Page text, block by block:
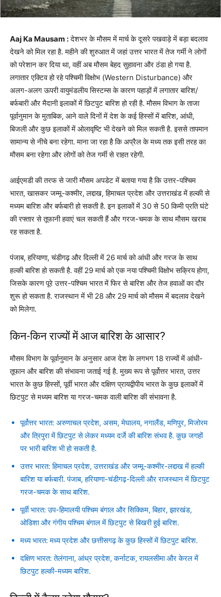
Aaj Ka Mausam :देशभर के मौसम में मार्च के दूसरे पखवाड़े में बड़ा बदलाव
देखने को मिल रहा है. महीने की शुरुआत में जहां उत्तर भारत में तेज गर्मी ने लोगों
को परेशान कर दिया था, वहीं अब मौसम बेहद सुहावना और ठंडा हो गया है.
लगातार एक्टिव हो रहे पश्चिमी विक्षोभ (Western Disturbance) और
अलग-अलग ऊपरी वायुमंडलीय सिस्टम्स के कारण पहाड़ों में लगातार बारिश/
बर्फबारी और मैदानी इलाकों में छिटपुट बारिश हो रही है. मौसम विभाग के ताजा
पूर्वानुमान के मुताबिक, आने वाले दिनों में देश के कई हिस्सों में बारिश, आंधी,
बिजली और कुछ इलाकों में ओलावृष्टि भी देखने को मिल सकती है. इससे तापमान
सामान्य से नीचे बना रहेगा. माना जा रहा है कि अप्रैल के मध्य तक इसी तरह का
मौसम बना रहेगा और लोगों को तेज गर्मी से राहत रहेगी.
आईएमडी की तरफ से जारी मौसम अपडेट में बताया गया है कि उत्तर-पश्चिम
भारत, खासकर जम्मू-कश्मीर, लद्दाख, हिमाचल प्रदेश और उत्तराखंड में हल्की से
मध्यम बारिश और बर्फबारी हो सकती है. इन इलाकों में 30 से 50 किमी प्रति घंटे
की रफ्तार से तूफानी हवाएं चल सकती हैं और गरज-चमक के साथ मौसम खराब
रह सकता है.
पंजाब, हरियाणा, चंडीगढ़ और दिल्ली में 26 मार्च को आंधी और गरज के साथ
हल्की बारिश हो सकती है. वहीं 29 मार्च को एक नया पश्चिमी विक्षोभ सक्रिय होगा,
जिसके कारण पूरे उत्तर-पश्चिम भारत में फिर से बारिश और तेज हवाओं का दौर
शुरू हो सकता है. राजस्थान में भी 28 और 29 मार्च को मौसम में बदलाव देखने
को मिलेगा.
किन-किन राज्यों में आज बारिश के आसार?
मौसम विभाग के पूर्वानुमान के अनुसार आज देश के लगभग 18 राज्यों में आंधी-
तूफान और बारिश की संभावना जताई गई है. मुख्य रूप से पूर्वोत्तर भारत, उत्तर
भारत के कुछ हिस्सों, पूर्वी भारत और दक्षिण प्रायद्वीपीय भारत के कुछ इलाकों में
छिटपुट से मध्यम बारिश या गरज-चमक वाली बारिश की संभावना है.
पूर्वोत्तर भारत: अरुणाचल प्रदेश, असम, मेघालय, नगालैंड, मणिपुर, मिजोरम
और त्रिपुरा में छिटपुट से लेकर मध्यम दर्जे की बारिश संभव है. कुछ जगहों
पर भारी बारिश भी हो सकती है.
उत्तर भारत: हिमाचल प्रदेश, उत्तराखंड और जम्मू-कश्मीर-लद्दाख में हल्की
बारिश या बर्फबारी. पंजाब, हरियाणा-चंडीगढ़-दिल्ली और राजस्थान में छिटपुट
गरज-चमक के साथ बारिश.
पूर्वी भारत: उप-हिमालयी पश्चिम बंगाल और सिक्किम, बिहार, झारखंड,
ओडिशा और गंगीय पश्चिम बंगाल में छिटपुट से बिखरी हुई बारिश.
मध्य भारत: मध्य प्रदेश और छत्तीसगढ़ के कुछ हिस्सों में छिटपुट बारिश.
दक्षिण भारत: तेलंगाना, आंध्र प्रदेश, कर्नाटक, रायलसीमा और केरल में
छिटपुट हल्की-मध्यम बारिश.